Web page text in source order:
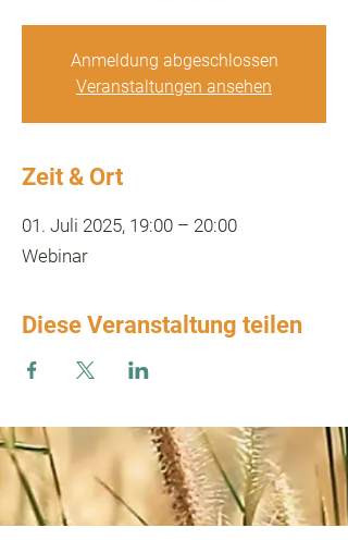
Anmeldung abgeschlossen
Veranstaltungen ansehen
Zeit & Ort
01. Juli 2025, 19:00 – 20:00
Webinar
Diese Veranstaltung teilen